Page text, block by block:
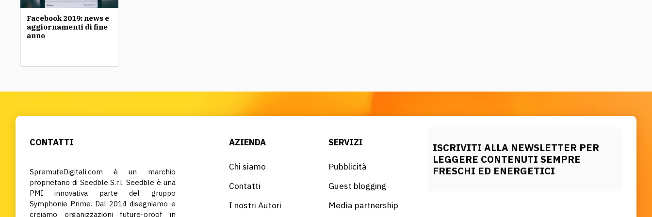
Facebook 2019: news e
aggiornamenti di fine
anno
CONTATTI
SpremuteDigitali.com è un marchio
proprietario di Seedble S.r.l. Seedble è una
PMI innovativa parte del gruppo
Symphonie Prime. Dal 2014 disegniamo e
creiamo organizzazioni future-proof in
AZIENDA
Chi siamo
Contatti
I nostri Autori
SERVIZI
Pubblicità
Guest blogging
Media partnership
ISCRIVITI ALLA NEWSLETTER PER
LEGGERE CONTENUTI SEMPRE
FRESCHI ED ENERGETICI